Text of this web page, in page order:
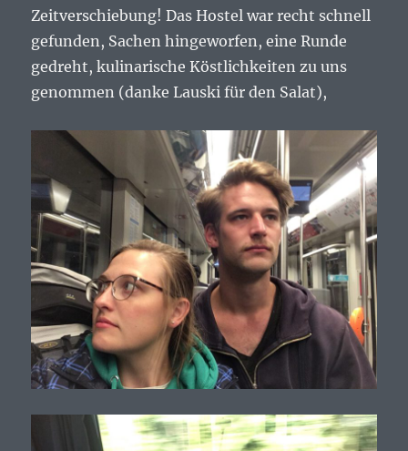
Zeitverschiebung! Das Hostel war recht schnell
gefunden, Sachen hingeworfen, eine Runde
gedreht, kulinarische Köstlichkeiten zu uns
genommen (danke Lauski für den Salat),